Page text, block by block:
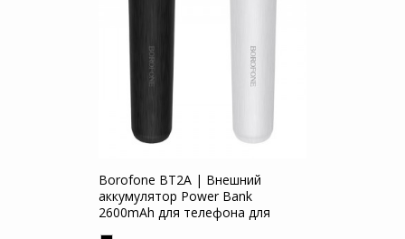
Borofone BT2A | Внешний
аккумулятор Power Bank
2600mAh для телефона для